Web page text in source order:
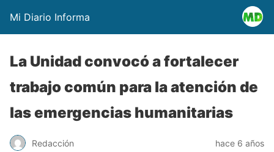
Mi Diario Informa
La Unidad convocó a fortalecer
trabajo común para la atención de
las emergencias humanitarias
Redacción hace 6 años